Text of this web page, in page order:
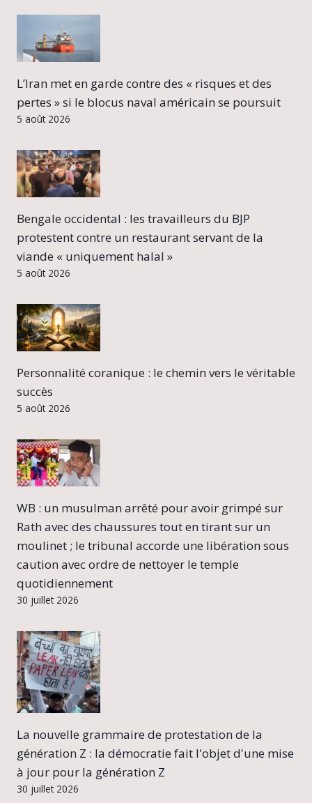
L’Iran met en garde contre des « risques et des
pertes » si le blocus naval américain se poursuit
5 août 2026
Bengale occidental : les travailleurs du BJP
protestent contre un restaurant servant de la
viande « uniquement halal »
5 août 2026
Personnalité coranique : le chemin vers le véritable
succès
5 août 2026
WB : un musulman arrêté pour avoir grimpé sur
Rath avec des chaussures tout en tirant sur un
moulinet ; le tribunal accorde une libération sous
caution avec ordre de nettoyer le temple
quotidiennement
30 juillet 2026
La nouvelle grammaire de protestation de la
génération Z : la démocratie fait l'objet d'une mise
à jour pour la génération Z
30 juillet 2026